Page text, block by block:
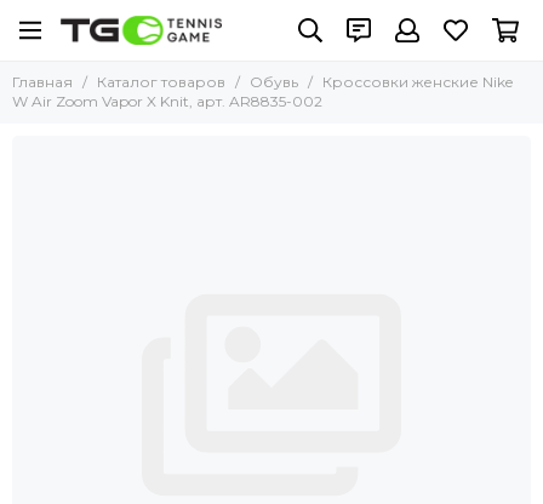
Главная Каталог товаров Обувь
Кроссовки женские Nike
W Air Zoom Vapor X Knit, арт. AR8835-002